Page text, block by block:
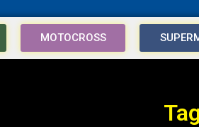
MOTOCROSS